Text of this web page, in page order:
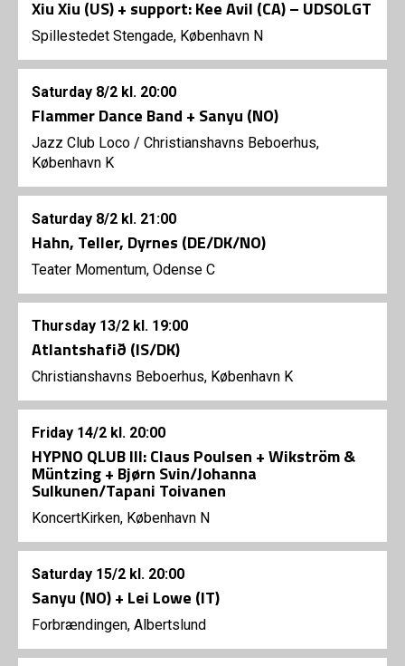
Xiu Xiu (US) + support: Kee Avil (CA) – UDSOLGT
Spillestedet Stengade, København N
Saturday 8/2 kl. 20:00
Flammer Dance Band + Sanyu (NO)
Jazz Club Loco / Christianshavns Beboerhus,
København K
Saturday 8/2 kl. 21:00
Hahn, Teller, Dyrnes (DE/DK/NO)
Teater Momentum, Odense C
Thursday 13/2 kl. 19:00
Atlantshafið (IS/DK)
Christianshavns Beboerhus, København K
Friday 14/2 kl. 20:00
HYPNO QLUB III: Claus Poulsen + Wikström &
Müntzing + Bjørn Svin/Johanna
Sulkunen/Tapani Toivanen
KoncertKirken, København N
Saturday 15/2 kl. 20:00
Sanyu (NO) + Lei Lowe (IT)
Forbrændingen, Albertslund